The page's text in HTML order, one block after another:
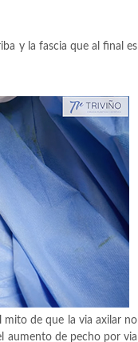
y la fascia que al final es
mito de que la via axilar no
aumento de pecho por via